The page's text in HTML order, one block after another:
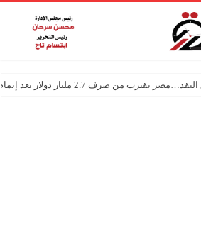
من صرف 2.7 مليار دولار بعد إتمام المراجعتين